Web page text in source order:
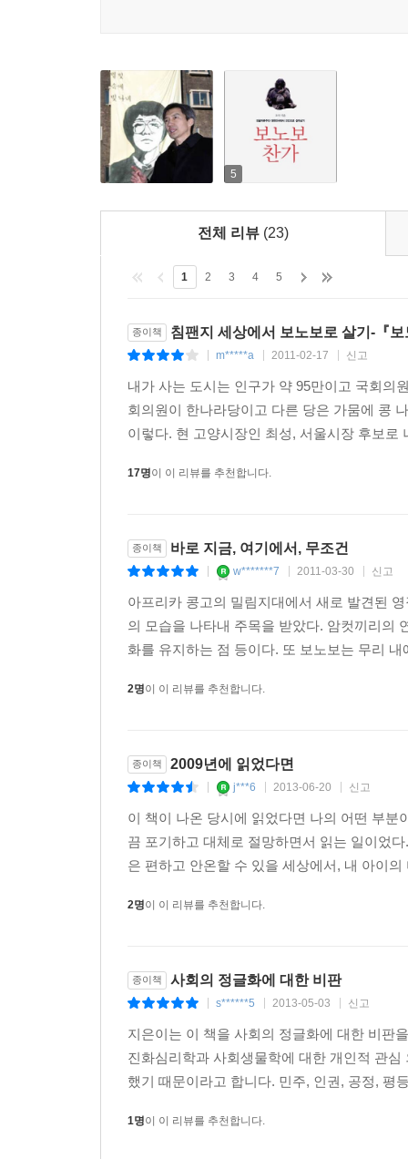
게다가 진보진영은 현재의 상황을 ‘계급배반’
서민대중의 삶을 개선할 수 있는 방책, 서민대중
마련해야 한다. 이것 없이 서민층은 ‘우파 프롤레타
또 진보진영에서 간과할 수 없는 것은 인권운동
상당한 의미와 힘을 가지고 있기에 힘겹게 성취
나침반이 될 수 있다는 것이 저자의 입장이다. 이
제대로 찾을 수 있으며, 더욱 풍성하게 전개해나갈
형벌권의 과잉과 남용은 안 된다: 형법은 사회통제
형법학계에서는 형법은 사회통제의 ‘최후수단’
행사되어야 하고, 그렇지 않는 반사회적 행위에
사용하여 제재를 가할 때도 시민에게 최소의
행사되고 있음을 지적한다.
들어섰는데, 이명박 정부에서 사형집행을 재개
죄인에 대한 대중의 분노는 정당하지만, 그 공포
억지의 차원에서도 효과가 없다고 주장한다. 현
존치되어야 한다는 주장도 있는데, 근대민주주의
피해자 가족의 고통이 해소되지 않는다. 여기
재개하지 말고 그 적용요건, 절차, 범위를 개정하
‘유모차부대’에게 ‘아동보호법’을 적용하라는
거대한 촛불집회?시위로 혼쭐이 난 집권세력
적대시하는 정책과 법률은 지금보다 훨씬 더
우려한다.
이러한 형법의 남용은 진정한 민주주의사회로 나
세계인권선언 제1조는 “모든 사람은 태어날 때
피부색, 성, 언어, 종교, 정치적 또는 그 밖의 견
선언의 권리와 자유를 누릴 자격이 있음을 선언
수 있음을 선언으로 밝히고 있다. 간명하지만 인
저자는 소수자와 약자의 처지와 고통에 공감하
5
전체 리뷰 (23)
1 2 3 4 5
종이책 침팬지 세상에서 보노보로 살기-『
m*****a 2011-02-17 신고
내가 사는 도시는 인구가 약 95만이고 국회의
회의원이 한나라당이고 다른 당은 가뭄에 콩
이렇다. 현 고양시장인 최성, 서울시장 후보
17명이 이 리뷰를 추천합니다.
종이책 바로 지금, 여기에서, 무조건
w*******7 2011-03-30 신고
아프리카 콩고의 밀림지대에서 새로 발견된
의 모습을 나타내 주목을 받았다. 암컷끼리의
화를 유지하는 점 등이다. 또 보노보는 무리
2명이 이 리뷰를 추천합니다.
종이책 2009년에 읽었다면
j***6 2013-06-20 신고
이 책이 나온 당시에 읽었다면 나의 어떤 부
끔 포기하고 대체로 절망하면서 읽는 일이었
은 편하고 안온할 수 있을 세상에서, 내 아이
2명이 이 리뷰를 추천합니다.
종이책 사회의 정글화에 대한 비판
s******5 2013-05-03 신고
지은이는 이 책을 사회의 정글화에 대한 비판
진화심리학과 사회생물학에 대한 개인적 관
했기 때문이라고 합니다. 민주, 인권, 공정, 평
1명이 이 리뷰를 추천합니다.